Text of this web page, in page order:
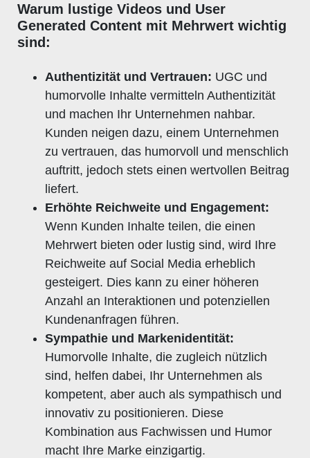
Warum lustige Videos und User
Generated Content mit Mehrwert wichtig
sind:
Authentizität und Vertrauen: UGC und
humorvolle Inhalte vermitteln Authentizität
und machen Ihr Unternehmen nahbar.
Kunden neigen dazu, einem Unternehmen
zu vertrauen, das humorvoll und menschlich
auftritt, jedoch stets einen wertvollen Beitrag
liefert.
Erhöhte Reichweite und Engagement:
Wenn Kunden Inhalte teilen, die einen
Mehrwert bieten oder lustig sind, wird Ihre
Reichweite auf Social Media erheblich
gesteigert. Dies kann zu einer höheren
Anzahl an Interaktionen und potenziellen
Kundenanfragen führen.
Sympathie und Markenidentität:
Humorvolle Inhalte, die zugleich nützlich
sind, helfen dabei, Ihr Unternehmen als
kompetent, aber auch als sympathisch und
innovativ zu positionieren. Diese
Kombination aus Fachwissen und Humor
macht Ihre Marke einzigartig.